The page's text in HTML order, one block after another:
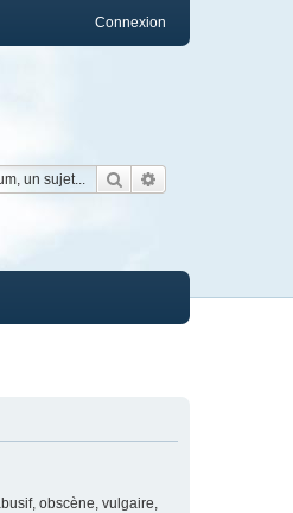
Connexion
Rechercher
obscène, vulgaire,